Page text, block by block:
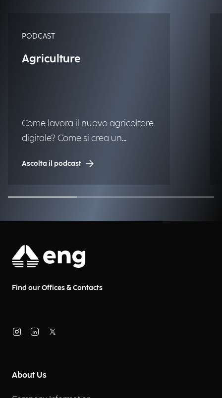
PODCAST
Agriculture
Come lavora il nuovo agricoltore
digitale? Come si crea un
tecnologie e sistemi di dati? Il
nostro racconto di un settore
agricolo in trasformazione.
Ascolta il podcast
Find our Offices & Contacts
About Us